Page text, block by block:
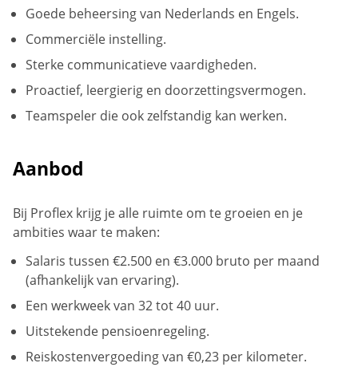
Goede beheersing van Nederlands en Engels.
Commerciële instelling.
Sterke communicatieve vaardigheden.
Proactief, leergierig en doorzettingsvermogen.
Teamspeler die ook zelfstandig kan werken.
Aanbod
Bij Proflex krijg je alle ruimte om te groeien en je
ambities waar te maken:
Salaris tussen €2.500 en €3.000 bruto per maand
(afhankelijk van ervaring).
Een werkweek van 32 tot 40 uur.
Uitstekende pensioenregeling.
Reiskostenvergoeding van €0,23 per kilometer.